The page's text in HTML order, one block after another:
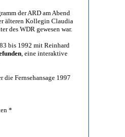
der ARD am Abend
älteren Kollegin Claudia
des WDR gewesen war.
bis 1992 mit Reinhard
, eine interaktive
Fernsehansage 1997
*